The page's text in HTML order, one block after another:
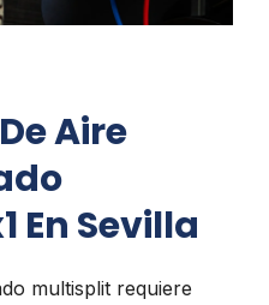
Aire
En Sevilla
multisplit requiere